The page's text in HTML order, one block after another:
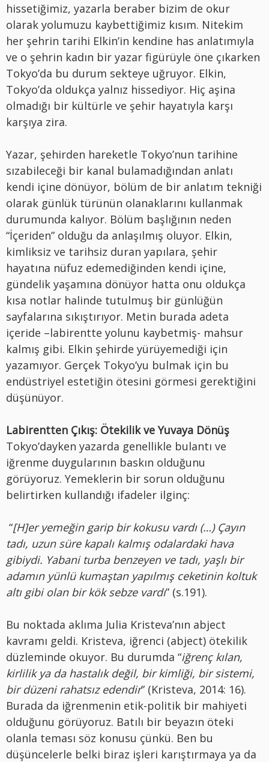
hissetiğimiz, yazarla beraber bizim de okur
olarak yolumuzu kaybettiğimiz kısım. Nitekim
her şehrin tarihi Elkin’in kendine has anlatımıyla
ve o şehrin kadın bir yazar figürüyle öne çıkarken
Tokyo’da bu durum sekteye uğruyor. Elkin,
Tokyo’da oldukça yalnız hissediyor. Hiç aşina
olmadığı bir kültürle ve şehir hayatıyla karşı
karşıya zira.
Yazar, şehirden hareketle Tokyo’nun tarihine
sızabileceği bir kanal bulamadığından anlatı
kendi içine dönüyor, bölüm de bir anlatım tekniği
olarak günlük türünün olanaklarını kullanmak
durumunda kalıyor. Bölüm başlığının neden
“İçeriden” olduğu da anlaşılmış oluyor. Elkin,
kimliksiz ve tarihsiz duran yapılara, şehir
hayatına nüfuz edemediğinden kendi içine,
gündelik yaşamına dönüyor hatta onu oldukça
kısa notlar halinde tutulmuş bir günlüğün
sayfalarına sıkıştırıyor. Metin burada adeta
içeride –labirentte yolunu kaybetmiş- mahsur
kalmış gibi. Elkin şehirde yürüyemediği için
yazamıyor. Gerçek Tokyo’yu bulmak için bu
endüstriyel estetiğin ötesini görmesi gerektiğini
düşünüyor.
Labirentten Çıkış: Ötekilik ve Yuvaya Dönüş
Tokyo’dayken yazarda genellikle bulantı ve
iğrenme duygularının baskın olduğunu
görüyoruz. Yemeklerin bir sorun olduğunu
belirtirken kullandığı ifadeler ilginç:
“[H]er yemeğin garip bir kokusu vardı (…) Çayın
tadı, uzun süre kapalı kalmış odalardaki hava
gibiydi. Yabani turba benzeyen ve tadı, yaşlı bir
adamın yünlü kumaştan yapılmış ceketinin koltuk
altı gibi olan bir kök sebze vardı” (s.191).
Bu noktada aklıma Julia Kristeva’nın abject
kavramı geldi. Kristeva, iğrenci (abject) ötekilik
düzleminde okuyor. Bu durumda “iğrenç kılan,
kirlilik ya da hastalık değil, bir kimliği, bir sistemi,
bir düzeni rahatsız edendir” (Kristeva, 2014: 16).
Burada da iğrenmenin etik-politik bir mahiyeti
olduğunu görüyoruz. Batılı bir beyazın öteki
olanla teması söz konusu çünkü. Ben bu
düşüncelerle belki biraz işleri karıştırmaya ya da